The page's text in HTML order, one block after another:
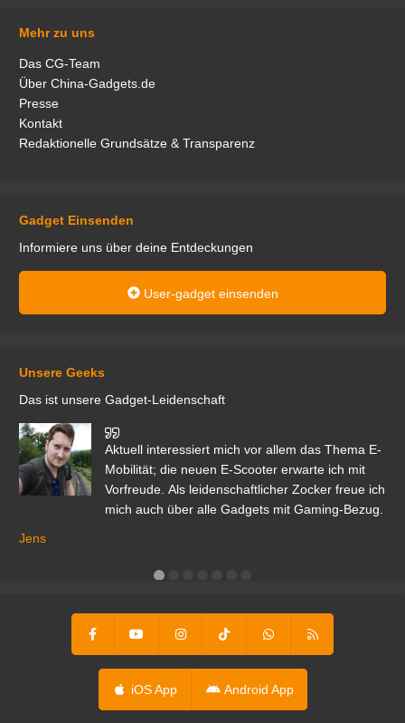
Mehr zu uns
Das CG-Team
Über China-Gadgets.de
Presse
Kontakt
Redaktionelle Grundsätze & Transparenz
Gadget Einsenden
Informiere uns über deine Entdeckungen
User-gadget einsenden
Unsere Geeks
Das ist unsere Gadget-Leidenschaft
Aktuell interessiert mich vor allem das Thema E-
Mobilität; die neuen E-Scooter erwarte ich mit
Vorfreude. Als leidenschaftlicher Zocker freue ich
mich auch über alle Gadgets mit Gaming-Bezug.
Jens
iOS App Android App